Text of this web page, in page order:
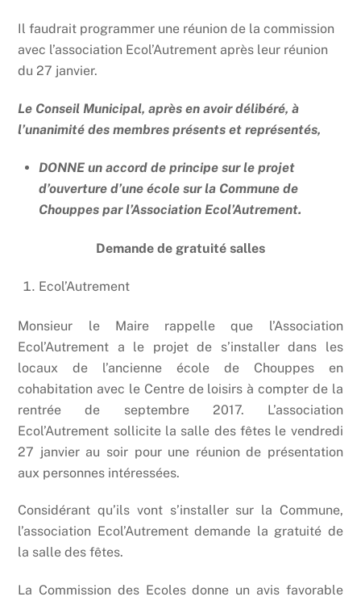
Il faudrait programmer une réunion de la commission
avec l’association Ecol’Autrement après leur réunion
du 27 janvier.
Le Conseil Municipal, après en avoir délibéré, à
l’unanimité des membres présents et représentés,
DONNE un accord de principe sur le projet
d’ouverture d’une école sur la Commune de
Chouppes par l’Association Ecol’Autrement.
Demande de gratuité salles
Ecol’Autrement
Monsieur le Maire rappelle que l’Association
Ecol’Autrement a le projet de s’installer dans les
locaux de l’ancienne école de Chouppes en
cohabitation avec le Centre de loisirs à compter de la
rentrée de septembre 2017. L’association
Ecol’Autrement sollicite la salle des fêtes le vendredi
27 janvier au soir pour une réunion de présentation
aux personnes intéressées.
Considérant qu’ils vont s’installer sur la Commune,
l’association Ecol’Autrement demande la gratuité de
la salle des fêtes.
La Commission des Ecoles donne un avis favorable